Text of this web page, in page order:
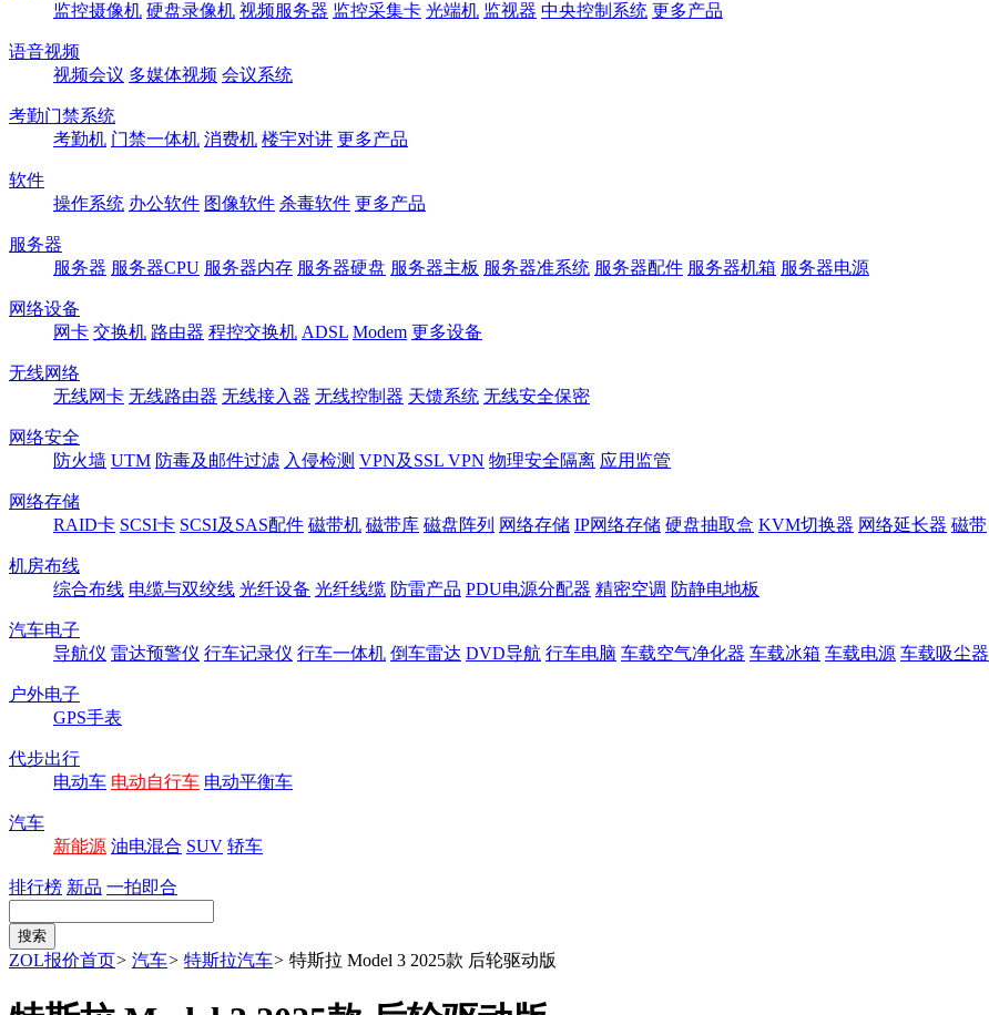
监控摄像机 硬盘录像机 视频服务器 监控采集卡 光端机 监视器 中央控制系统 更多产品
语音视频
视频会议 多媒体视频 会议系统
考勤门禁系统
考勤机 门禁一体机 消费机 楼宇对讲 更多产品
软件
操作系统 办公软件 图像软件 杀毒软件 更多产品
服务器
服务器 服务器CPU 服务器内存 服务器硬盘 服务器主板 服务器准系统 服务器配件 服务器机箱 服务器电源
网络设备
网卡 交换机 路由器 程控交换机 ADSL Modem 更多设备
无线网络
无线网卡 无线路由器 无线接入器 无线控制器 天馈系统 无线安全保密
网络安全
防火墙 UTM 防毒及邮件过滤 入侵检测 VPN及SSL VPN 物理安全隔离 应用监管
网络存储
RAID卡 SCSI卡 SCSI及SAS配件 磁带机 磁带库 磁盘阵列 网络存储 IP网络存储 硬盘抽取盒 KVM切换器 网络延长器 磁带
机房布线
综合布线 电缆与双绞线 光纤设备 光纤线缆 防雷产品 PDU电源分配器 精密空调 防静电地板
汽车电子
导航仪 雷达预警仪 行车记录仪 行车一体机 倒车雷达 DVD导航 行车电脑 车载空气净化器 车载冰箱 车载电源 车载吸尘器
户外电子
GPS手表
代步出行
电动车 电动自行车 电动平衡车
汽车
新能源 油电混合 SUV 轿车
排行榜 新品 一拍即合
ZOL报价首页> 汽车> 特斯拉汽车> 特斯拉 Model 3 2025款 后轮驱动版